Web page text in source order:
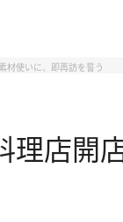
材使いに、即再訪を誓う
店開